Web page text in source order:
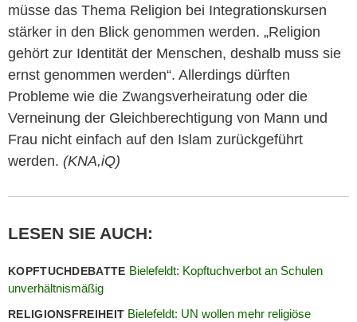
müsse das Thema Religion bei Integrationskursen
stärker in den Blick genommen werden. „Religion
gehört zur Identität der Menschen, deshalb muss sie
ernst genommen werden“. Allerdings dürften
Probleme wie die Zwangsverheiratung oder die
Verneinung der Gleichberechtigung von Mann und
Frau nicht einfach auf den Islam zurückgeführt
werden. (KNA,iQ)
LESEN SIE AUCH:
KOPFTUCHDEBATTE Bielefeldt: Kopftuchverbot an Schulen
unverhältnismäßig
RELIGIONSFREIHEIT Bielefeldt: UN wollen mehr religiöse